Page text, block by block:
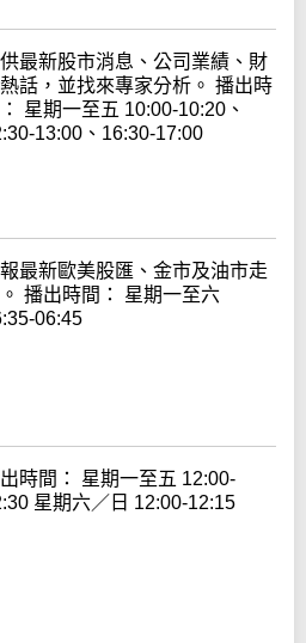
最新股市消息、公司業績、財
話，並找來專家分析。 播出時
星期一至五 10:00-10:20、
13:00、16:30-17:00
最新歐美股匯、金市及油市走
播出時間： 星期一至六
06:45
時間： 星期一至五 12:00-
星期六／日 12:00-12:15